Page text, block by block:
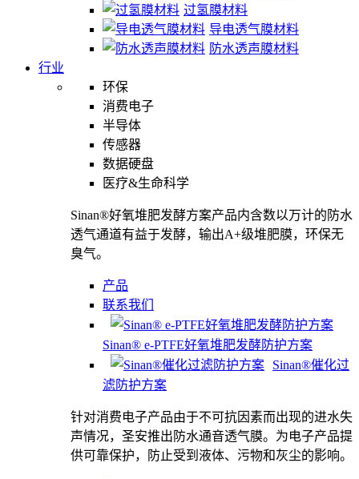
过氢膜材料
导电透气膜材料
防水透声膜材料
行业
环保
消费电子
半导体
传感器
数据硬盘
医疗&生命科学
Sinan®好氧堆肥发酵方案产品内含数以万计的防水
透气通道有益于发酵，输出A+级堆肥膜，环保无
臭气。
产品
联系我们
Sinan® e-PTFE好氧堆肥发酵防护方案
Sinan®催化过
滤防护方案
针对消费电子产品由于不可抗因素而出现的进水失
声情况，圣安推出防水通音透气膜。为电子产品提
供可靠保护，防止受到液体、污物和灰尘的影响。